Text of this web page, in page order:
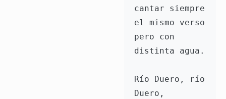
cantar siempre
el mismo verso
pero con
distinta agua.
Río Duero, río
Duero,